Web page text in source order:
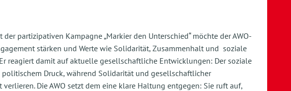
der partizipativen Kampagne „Markier den Unterschied“ möchte der AWO-
stärken und Werte wie Solidarität, Zusammenhalt und soziale
reagiert damit auf aktuelle gesellschaftliche Entwicklungen: Der soziale
Druck, während Solidarität und gesellschaftlicher
Die AWO setzt dem eine klare Haltung entgegen: Sie ruft auf,